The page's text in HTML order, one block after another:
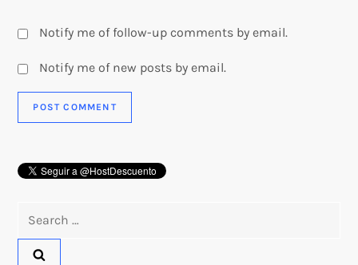
Notify me of follow-up comments by email.
Notify me of new posts by email.